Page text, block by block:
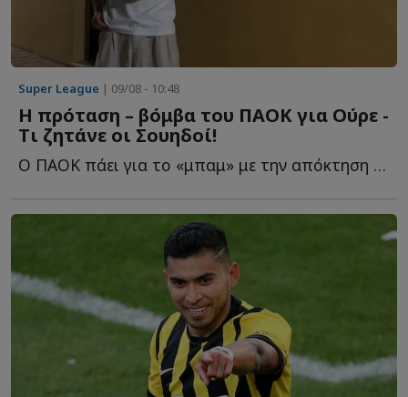
Super League | 09/08 - 10:48
Η πρόταση – βόμβα του ΠΑΟΚ για Ούρε -
Tι ζητάνε οι Σουηδοί!
Ο ΠΑΟΚ πάει για το «μπαμ» με την απόκτηση του 22χρονου σ...